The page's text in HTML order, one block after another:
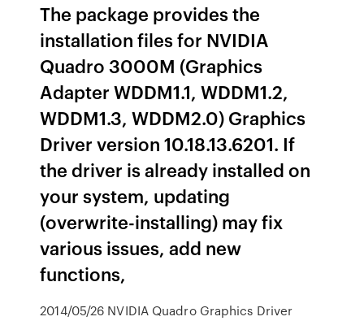
The package provides the
installation files for NVIDIA
Quadro 3000M (Graphics
Adapter WDDM1.1, WDDM1.2,
WDDM1.3, WDDM2.0) Graphics
Driver version 10.18.13.6201. If
the driver is already installed on
your system, updating
(overwrite-installing) may fix
various issues, add new
functions,
2014/05/26 NVIDIA Quadro Graphics Driver